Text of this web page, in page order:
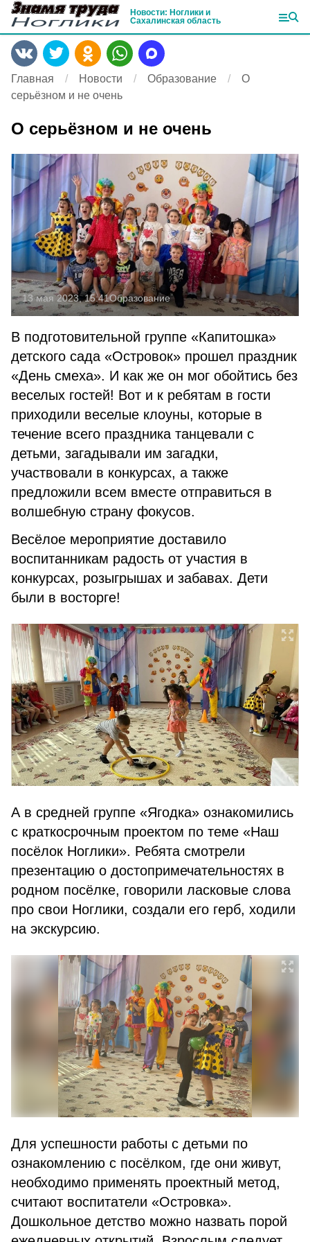
Новости: Ноглики и
Сахалинская область
Главная Новости Образование
О
серьёзном и не очень
О серьёзном и не очень
13 мая 2023, 15:41Образование
В подготовительной группе «Капитошка»
детского сада «Островок» прошел праздник
«День смеха». И как же он мог обойтись без
веселых гостей! Вот и к ребятам в гости
приходили веселые клоуны, которые в
течение всего праздника танцевали с
детьми, загадывали им загадки,
участвовали в конкурсах, а также
предложили всем вместе отправиться в
волшебную страну фокусов.
Весёлое мероприятие доставило
воспитанникам радость от участия в
конкурсах, розыгрышах и забавах. Дети
были в восторге!
А в средней группе «Ягодка» ознакомились
с краткосрочным проектом по теме «Наш
посёлок Ноглики». Ребята смотрели
презентацию о достопримечательностях в
родном посёлке, говорили ласковые слова
про свои Ноглики, создали его герб, ходили
на экскурсию.
Для успешности работы с детьми по
ознакомлению с посёлком, где они живут,
необходимо применять проектный метод,
считают воспитатели «Островка».
Дошкольное детство можно назвать порой